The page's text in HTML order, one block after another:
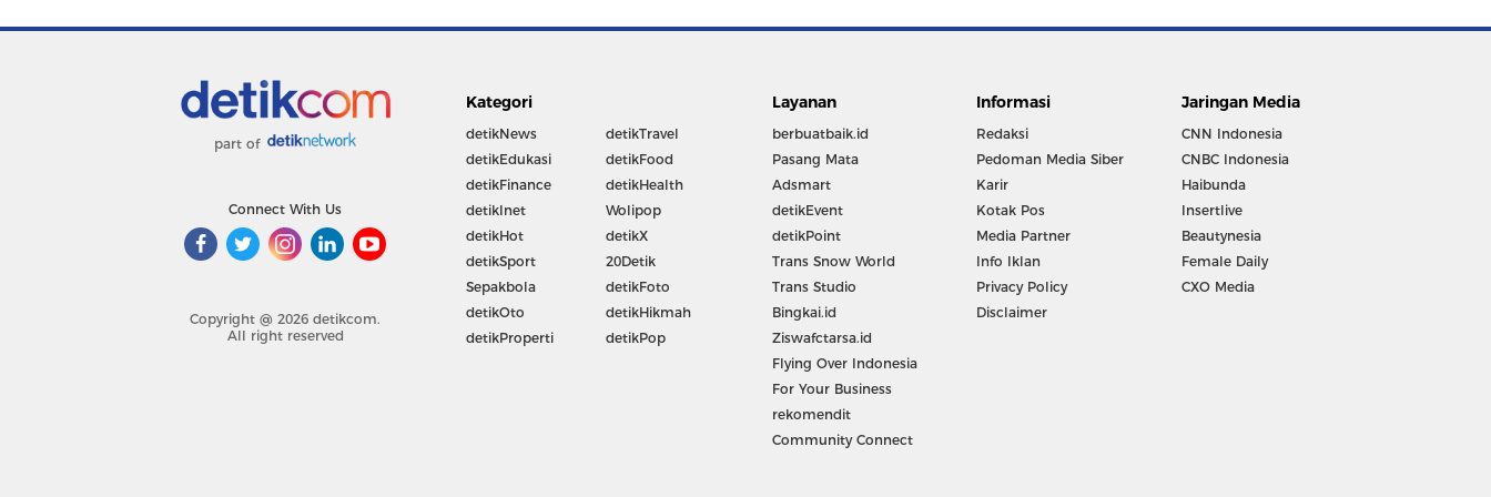
part of
Connect With Us
Copyright @ 2026 detikcom.
All right reserved
Kategori
detikNews
detikEdukasi
detikFinance
detikInet
detikHot
detikSport
Sepakbola
detikOto
detikProperti
detikTravel
detikFood
detikHealth
Wolipop
detikX
20Detik
detikFoto
detikHikmah
detikPop
Layanan
berbuatbaik.id
Pasang Mata
Adsmart
detikEvent
detikPoint
Trans Snow World
Trans Studio
Bingkai.id
Ziswafctarsa.id
Flying Over Indonesia
For Your Business
rekomendit
Community Connect
Informasi
Redaksi
Pedoman Media Siber
Karir
Kotak Pos
Media Partner
Info Iklan
Privacy Policy
Disclaimer
Jaringan Media
CNN Indonesia
CNBC Indonesia
Haibunda
Insertlive
Beautynesia
Female Daily
CXO Media